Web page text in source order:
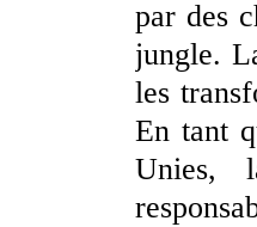
par des
jungle.
les
En tant
Unies,